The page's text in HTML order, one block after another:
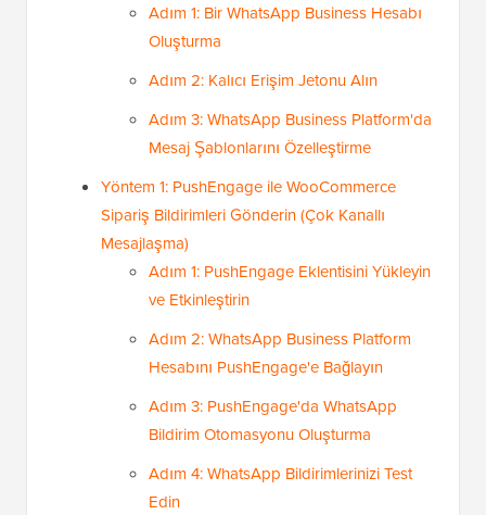
Adım 1: Bir WhatsApp Business Hesabı
Oluşturma
Adım 2: Kalıcı Erişim Jetonu Alın
Adım 3: WhatsApp Business Platform'da
Mesaj Şablonlarını Özelleştirme
Yöntem 1: PushEngage ile WooCommerce
Sipariş Bildirimleri Gönderin (Çok Kanallı
Mesajlaşma)
Adım 1: PushEngage Eklentisini Yükleyin
ve Etkinleştirin
Adım 2: WhatsApp Business Platform
Hesabını PushEngage'e Bağlayın
Adım 3: PushEngage'da WhatsApp
Bildirim Otomasyonu Oluşturma
Adım 4: WhatsApp Bildirimlerinizi Test
Edin